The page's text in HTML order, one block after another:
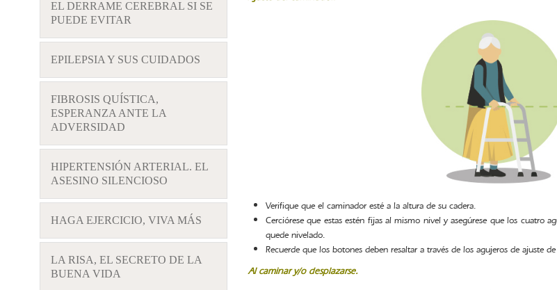
EL DERRAME CEREBRAL SI SE
PUEDE EVITAR
EPILEPSIA Y SUS CUIDADOS
FIBROSIS QUÍSTICA,
ESPERANZA ANTE LA
ADVERSIDAD
HIPERTENSIÓN ARTERIAL. EL
ASESINO SILENCIOSO
HAGA EJERCICIO, VIVA MÁS
LA RISA, EL SECRETO DE LA
BUENA VIDA
Verifique que el caminador esté a la altura de su cadera.
Cerciórese que estas estén fijas al mismo nivel y asegúrese que los cuatro
quede nivelado.
Recuerde que los botones deben resaltar a través de los agujeros de ajuste
Al caminar y/o desplazarse.